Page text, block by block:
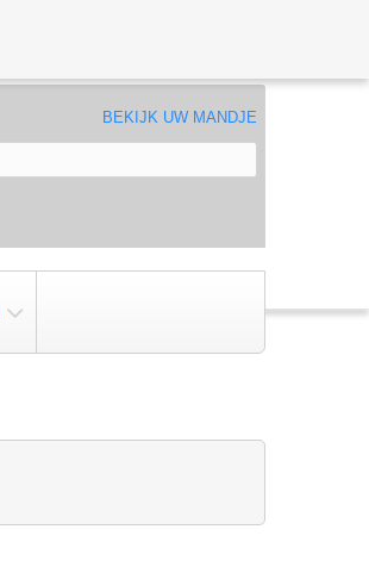
BEKIJK UW MANDJE